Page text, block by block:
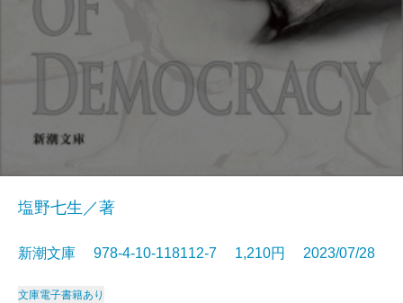
塩野七生／著
新潮文庫 978-4-10-118112-7 1,210円 2023/07/28
文庫電子書籍あり